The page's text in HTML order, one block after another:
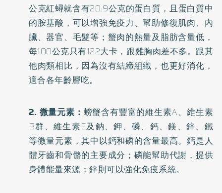
公克紅蟳就含有20.9公克的蛋白質，且蛋白質中
的胺基酸，可以增強免疫力、幫助修復肌肉、內
臟、器官、毛髮等；蟹肉的熱量及脂肪含量低，
每100公克只有122大卡，跟雞胸肉差不多。跟其
他肉類相比，因為沒有結締組織，也更好消化，
適合各年齡層吃。
2. 微量元素： 螃蟹含有豐富的維生素A、維生素
B群、維生素E及鈉、鉀、磷、鈣、鎂、鋅、鐵
等微量元素，其中以鈣和磷的含量最高。鈣是人
體牙齒和骨骼的主要成分；磷能幫助代謝，提供
身體能量來源；鋅則可以強化免疫系統。